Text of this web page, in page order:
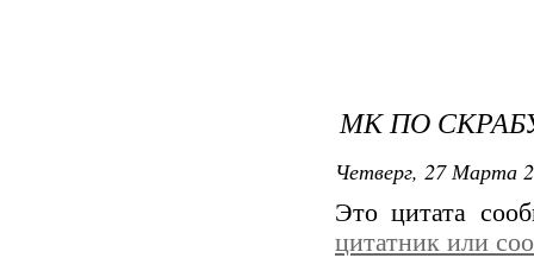
МК ПО
Четверг, 27 Марта
Это цитата
цитатник или